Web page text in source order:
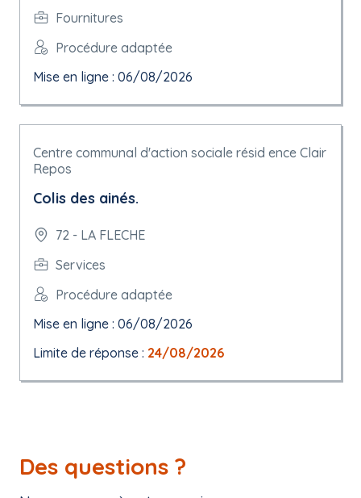
Fournitures
Procédure adaptée
Mise en ligne : 06/08/2026
Centre communal d'action sociale résid ence Clair
Repos
Colis des ainés.
72 - LA FLECHE
Services
Procédure adaptée
Mise en ligne : 06/08/2026
Limite de réponse : 24/08/2026
Des questions ?